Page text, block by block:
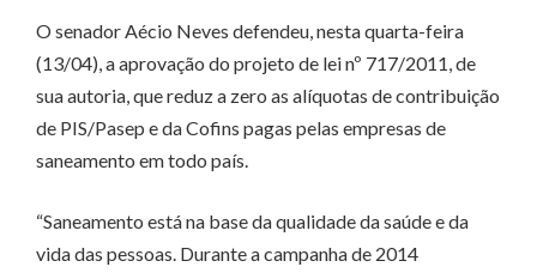
O senador Aécio Neves defendeu, nesta quarta-feira
(13/04), a aprovação do projeto de lei nº 717/2011, de
sua autoria, que reduz a zero as alíquotas de contribuição
de PIS/Pasep e da Cofins pagas pelas empresas de
saneamento em todo país.
“Saneamento está na base da qualidade da saúde e da
vida das pessoas. Durante a campanha de 2014